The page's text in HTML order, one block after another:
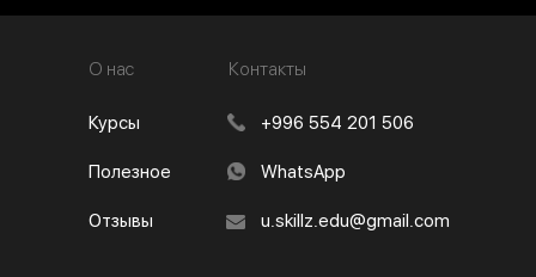
О нас
Курсы
Полезное
Отзывы
Контакты
+996 554 201 506
WhatsApp
u.skillz.edu@gmail.com